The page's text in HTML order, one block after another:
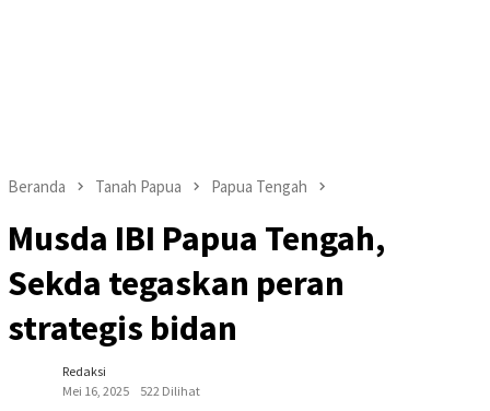
Beranda Tanah Papua Papua Tengah
Musda IBI Papua Tengah,
Sekda tegaskan peran
strategis bidan
Redaksi
Mei 16, 2025
522 Dilihat